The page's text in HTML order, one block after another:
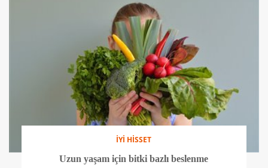
İYİ HİSSET
Uzun yaşam için bitki bazlı beslenme